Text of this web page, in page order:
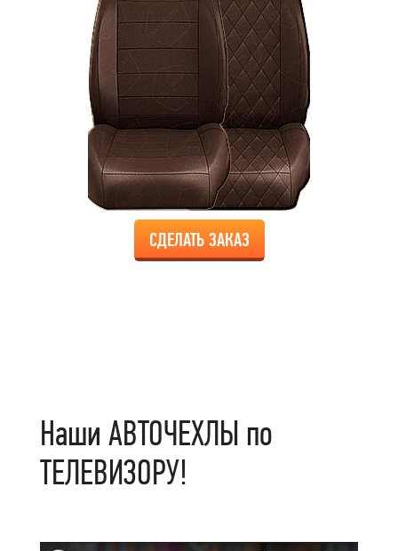
СДЕЛАТЬ ЗАКАЗ
Наши АВТОЧЕХЛЫ по
ТЕЛЕВИЗОРУ!